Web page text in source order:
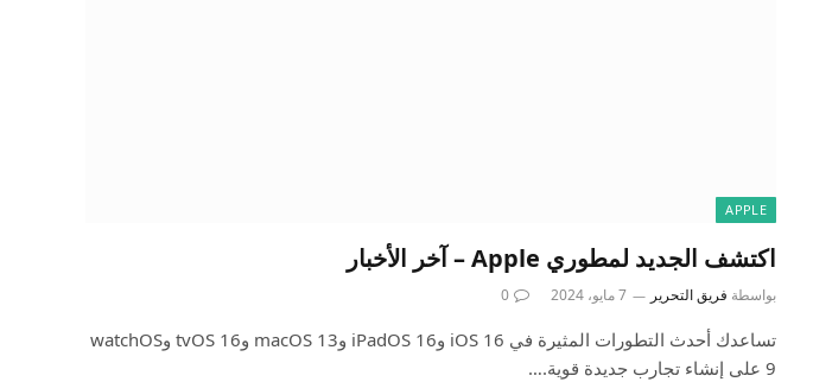
APPLE
اكتشف الجديد لمطوري Apple – آخر الأخبار
بواسطة فريق التحرير 7 مايو، 2024 0
تساعدك أحدث التطورات المثيرة في iOS 16 وiPadOS 16 وmacOS 13 وtvOS 16 وwatchOS
9 على إنشاء تجارب جديدة قوية.…